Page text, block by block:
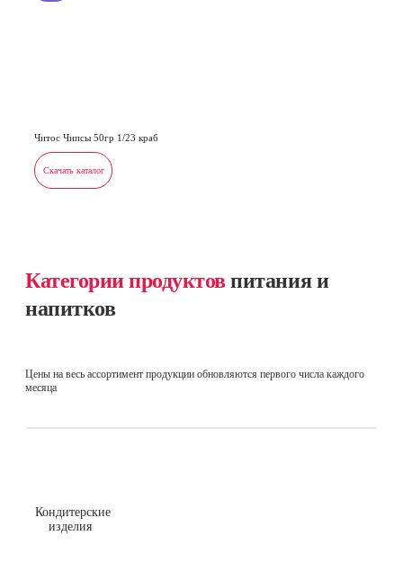
Читос Чипсы 50гр 1/23 краб
Скачать каталог
Категории продуктовпитания и
напитков
Цены на весь ассортимент продукции обновляются первого числа каждого
месяца
Кондитерские
изделия